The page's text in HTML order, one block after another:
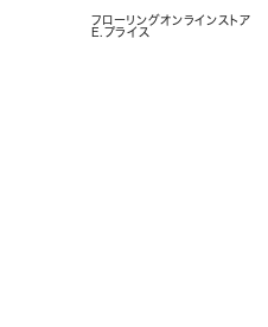
フローリングオンラインストア
E.プライス